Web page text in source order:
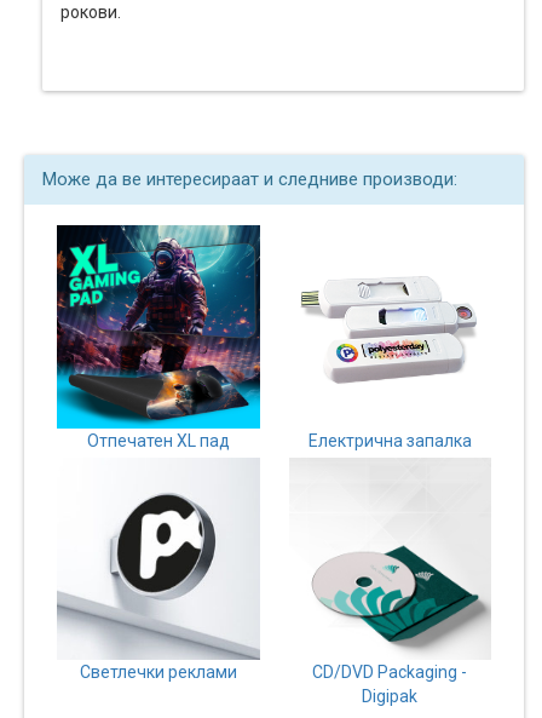
рокови.
Може да ве интересираат и следниве производи:
Отпечатен XL пад Електрична запалка
Светлечки реклами
CD/DVD Packaging -
Digipak